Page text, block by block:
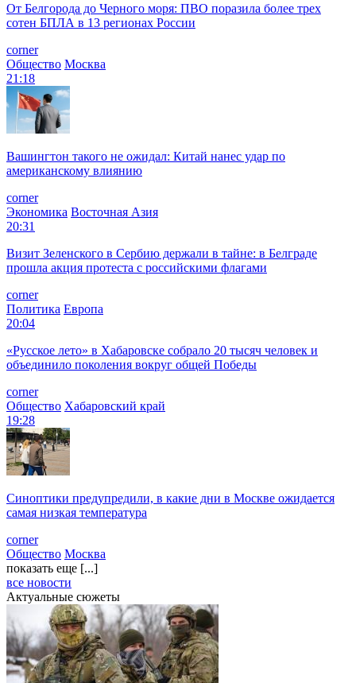
От Белгорода до Черного моря: ПВО поразила более трех
сотен БПЛА в 13 регионах России
corner
Общество Москва
21:18
Вашингтон такого не ожидал: Китай нанес удар по
американскому влиянию
corner
Экономика Восточная Азия
20:31
Визит Зеленского в Сербию держали в тайне: в Белграде
прошла акция протеста с российскими флагами
corner
Политика Европа
20:04
«Русское лето» в Хабаровске собрало 20 тысяч человек и
объединило поколения вокруг общей Победы
corner
Общество Хабаровский край
19:28
Синоптики предупредили, в какие дни в Москве ожидается
самая низкая температура
corner
Общество Москва
показать еще [...]
все новости
Актуальные сюжеты